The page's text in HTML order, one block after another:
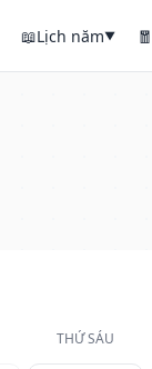
📖Lịch năm▼ 🧧
THỨ SÁU